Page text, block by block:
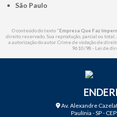
São Paulo
O conteúdo do texto "Empresa Que Faz
direito reservado. Sua reprodução, parcial ou
a autorização do autor. Crime de violação de
9610/98 - Lei de
Av. Alexandre
Paulínia - SP -